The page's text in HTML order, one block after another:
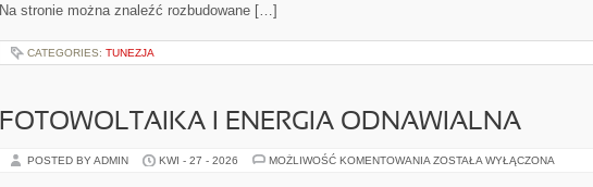
Na stronie można znaleźć rozbudowane […]
CATEGORIES: TUNEZJA
FOTOWOLTAIKA I ENERGIA ODNAWIALNA
POSTED BY ADMIN KWI - 27 - 2026 MOŻLIWOŚĆ KOMENTOWANIA FOTOWOLTAIKA
ZOSTAŁA WYŁĄCZONA